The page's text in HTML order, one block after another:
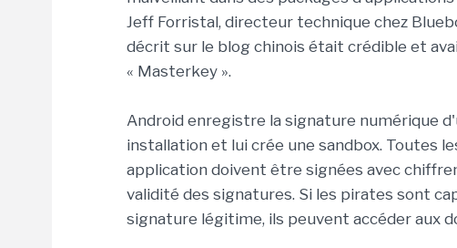
Jeff Forristal, directeur technique chez
décrit sur le blog chinois était crédible et
« Masterkey ».
Android enregistre la signature numérique
installation et lui crée une sandbox. Toutes
application doivent être signées avec
validité des signatures. Si les pirates sont
signature légitime, ils peuvent accéder aux